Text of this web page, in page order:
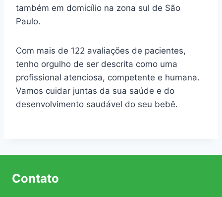
também em domicílio na zona sul de São
Paulo.
Com mais de 122 avaliações de pacientes,
tenho orgulho de ser descrita como uma
profissional atenciosa, competente e humana.
Vamos cuidar juntas da sua saúde e do
desenvolvimento saudável do seu bebê.
Contato